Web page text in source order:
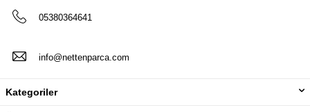
05380364641
info@nettenparca.com
Kategoriler